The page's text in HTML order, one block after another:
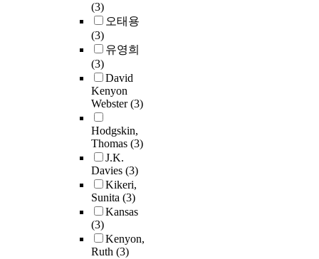
(3)
오태용
(3)
유영희
(3)
David
Kenyon
Webster(3)
Hodgskin,
Thomas (3)
J.K.
Davies (3)
Kikeri,
Sunita (3)
Kansas
(3)
Kenyon,
Ruth (3)